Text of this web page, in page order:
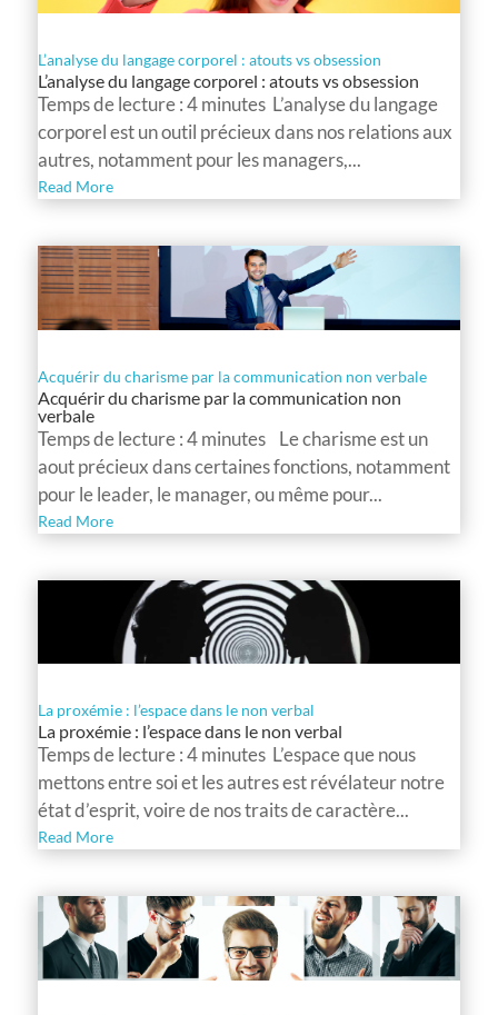
L’analyse du langage corporel : atouts vs obsession
L’analyse du langage corporel : atouts vs obsession
Temps de lecture : 4 minutes L’analyse du langage
corporel est un outil précieux dans nos relations aux
autres, notamment pour les managers,...
Read More
Acquérir du charisme par la communication non verbale
Acquérir du charisme par la communication non
verbale
Temps de lecture : 4 minutes Le charisme est un
aout précieux dans certaines fonctions, notamment
pour le leader, le manager, ou même pour...
Read More
La proxémie : l’espace dans le non verbal
La proxémie : l’espace dans le non verbal
Temps de lecture : 4 minutes L’espace que nous
mettons entre soi et les autres est révélateur notre
état d’esprit, voire de nos traits de caractère...
Read More